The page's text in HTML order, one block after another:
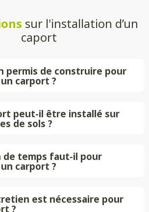
sur l'installation d’un
caport
permis de construire pour
carport ?
déclaration préalable de
peut-il être installé sur
de sols ?
conseilleront sur la
de temps faut-il pour
carport ?
dépendra de divers
est nécessaire pour
?